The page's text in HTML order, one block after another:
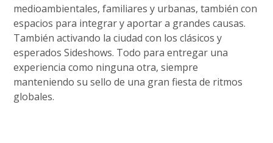
medioambientales, familiares y urbanas, también con
espacios para integrar y aportar a grandes causas.
También activando la ciudad con los clásicos y
esperados Sideshows. Todo para entregar una
experiencia como ninguna otra, siempre
manteniendo su sello de una gran fiesta de ritmos
globales.